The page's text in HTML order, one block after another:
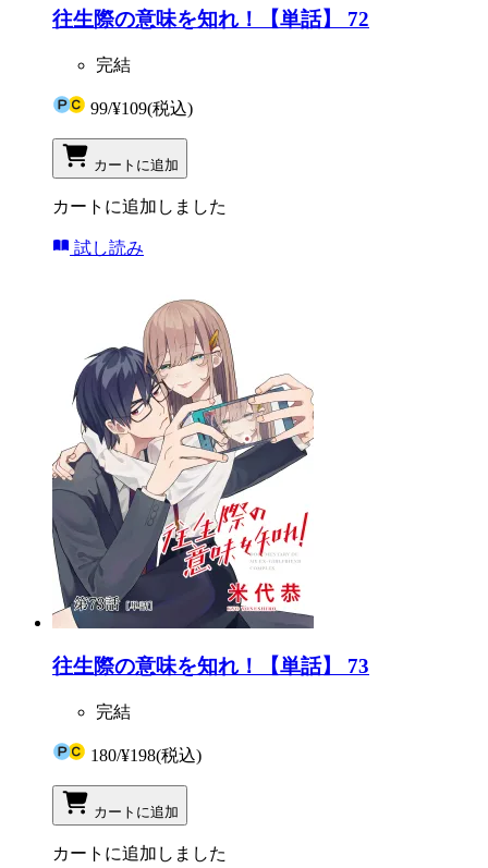
往生際の意味を知れ！【単話】 72
完結
99/¥109(税込)
カートに追加
カートに追加しました
試し読み
往生際の意味を知れ！【単話】 73
完結
180/¥198(税込)
カートに追加
カートに追加しました